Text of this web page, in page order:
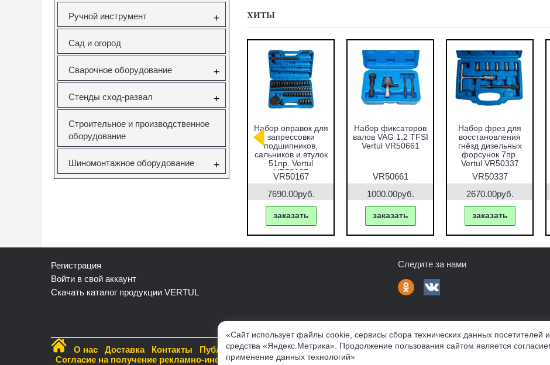
Ручной инструмент +
Сад и огород
Сварочное оборудование +
Стенды сход-развал +
Строительное и производственное
оборудование
Шиномонтажное оборудование +
ХИТЫ
Вставка резьбовая
M10X1.5 Vertul
VR50727E
VR50727E
Forsage F-933T1
снятия и установки
подшипников и
сайлентблоков
F-933T1
Набор оправок для
запрессовки
подшипников,
сальников и втулок
51пр. Vertul
VR50167
VR50167
7690.00руб.
заказать
Набор фиксаторов
валов VAG 1.2 TFSI
Vertul VR50661
VR50661
1000.00руб.
заказать
Набор фрез для
восстановления
гнёзд дизельных
форсунок 7пр.
Vertul VR50337
VR50337
2670.00руб.
заказать
Регистрация
Войти в свой аккаунт
Скачать каталог продукции VERTUL
Следите за нами
О нас Доставка Контакты Публичная офферта Политика конфиденциальности
Соглашение об
Cогласие на получение рекламно-информационных материалов
«Сайт использует файлы cookie, сервисы сбора технических данных посетителей и
средства «Яндекс.Метрика». Продолжение пользования сайтом является
применение данных технологий»